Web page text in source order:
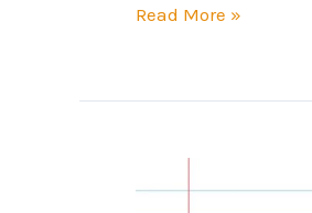
Read More »